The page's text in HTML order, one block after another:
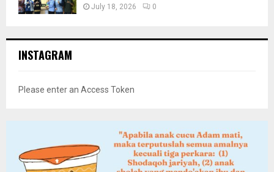
July 18, 2026 0
INSTAGRAM
Please enter an Access Token